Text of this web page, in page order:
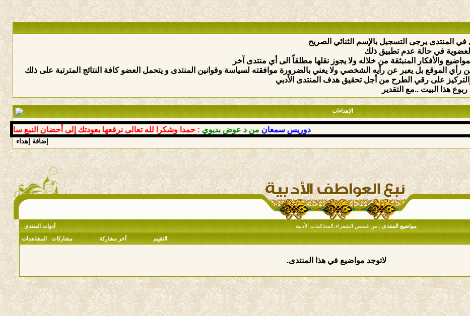
في المنتدى يرجى التسجيل بالإسم الثنائي الصريح
في حالة عدم تطبيق ذلك
والأفكار المنبثقة من خلاله ولا يجوز نقلها مطلقاً الى أي منتدى آخر
الموقع بل يعبر عن رأيه الشخصي ولا يعني بالضرورة موافقته لسياسة وقوانين المنتدى و يتحمل العضو كافة النتائج المترتبة على ذلك
والتركيز على رقي الطرح من أجل تحقيق هدف المنتدى الأدبي
هذا البيت ..مع التقدير
الإهداءات
دوريس سمعان من د عوض بديوي : حمدا وشكرا لله تعالى نرفعها بعودتك إلى أحضان النبع
إضافة إهداء
مواضيع المنتدى : من قصص الشعراء،المحاكمات الأدبية أدوات المنتدى
التقييم آخر مشاركة مشاركات المشاهدات
لاتوجد مواضيع في هذا المنتدى.